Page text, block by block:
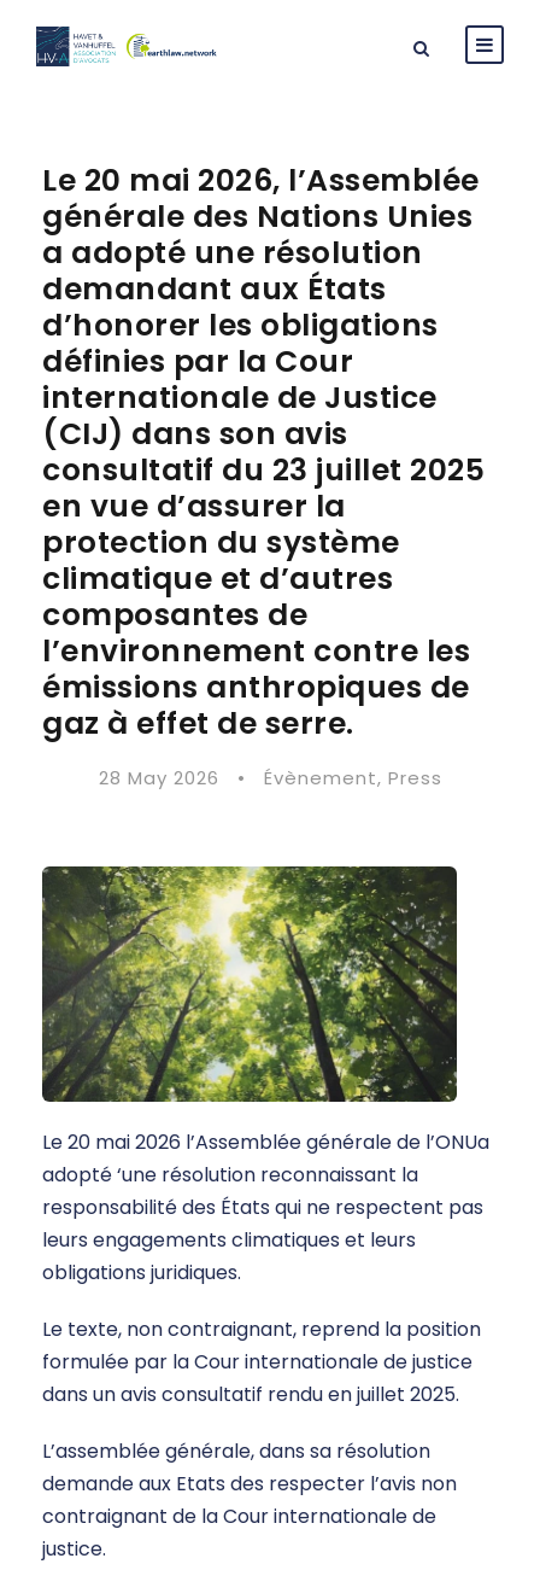
Le 20 mai 2026, l’Assemblée
générale des Nations Unies
a adopté une résolution
demandant aux États
d’honorer les obligations
définies par la Cour
internationale de Justice
(CIJ) dans son avis
consultatif du 23 juillet 2025
en vue d’assurer la
protection du système
climatique et d’autres
composantes de
l’environnement contre les
émissions anthropiques de
gaz à effet de serre.
28 May 2026 • Évènement, Press
Le 20 mai 2026 l’Assemblée générale de l’ONUa
adopté ‘une résolution reconnaissant la
responsabilité des États qui ne respectent pas
leurs engagements climatiques et leurs
obligations juridiques.
Le texte, non contraignant, reprend la position
formulée par la Cour internationale de justice
dans un avis consultatif rendu en juillet 2025.
L’assemblée générale, dans sa résolution
demande aux Etats des respecter l’avis non
contraignant de la Cour internationale de
justice.